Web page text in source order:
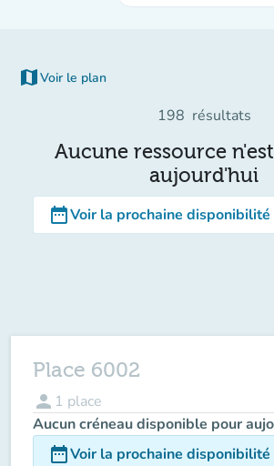
map Voir le plan
(nouvel onglet)
198 résultats
Aucune ressource
aujourd'hui
date_rangeVoir la prochaine disponibilité
Place 6002
person 1 place
Aucun créneau disponible pour
date_rangeVoir la prochaine disponibilité